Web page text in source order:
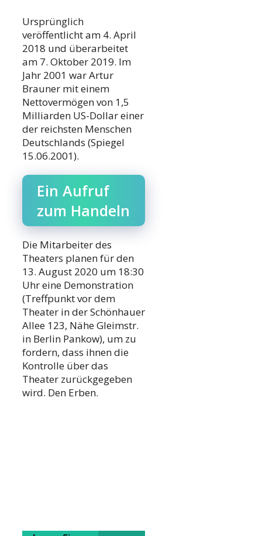
Ursprünglich
veröffentlicht am 4. April
2018 und überarbeitet
am 7. Oktober 2019. Im
Jahr 2001 war Artur
Brauner mit einem
Nettovermögen von 1,5
Milliarden US-Dollar einer
der reichsten Menschen
Deutschlands (Spiegel
15.06.2001).
Ein Aufruf
zum Handeln
Die Mitarbeiter des
Theaters planen für den
13. August 2020 um 18:30
Uhr eine Demonstration
(Treffpunkt vor dem
Theater in der Schönhauer
Allee 123, Nähe Gleimstr.
in Berlin Pankow), um zu
fordern, dass ihnen die
Kontrolle über das
Theater zurückgegeben
wird. Den Erben.